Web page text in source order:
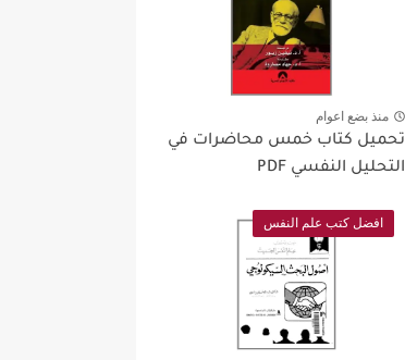
منذ بضع اعوام
تحميل كتاب خمس محاضرات في
التحليل النفسي PDF
افضل كتب علم النفس